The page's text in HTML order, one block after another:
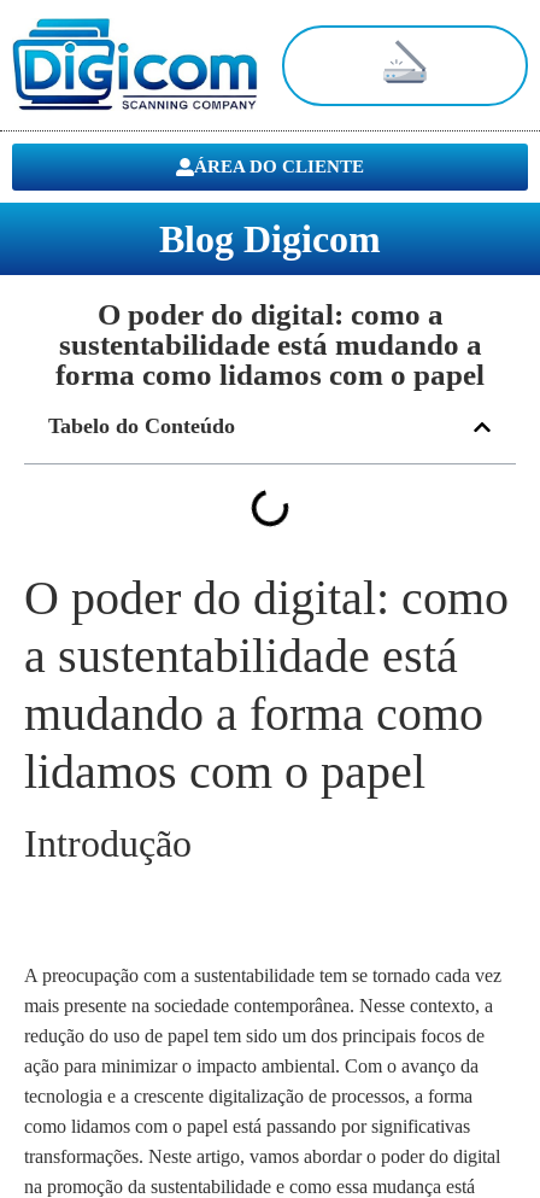
ÁREA DO CLIENTE
Blog Digicom
O poder do digital: como a
sustentabilidade está mudando a
forma como lidamos com o papel
Tabelo do Conteúdo
O poder do digital: como
a sustentabilidade está
mudando a forma como
lidamos com o papel
Introdução
A preocupação com a sustentabilidade tem se tornado cada vez
mais presente na sociedade contemporânea. Nesse contexto, a
redução do uso de papel tem sido um dos principais focos de
ação para minimizar o impacto ambiental. Com o avanço da
tecnologia e a crescente digitalização de processos, a forma
como lidamos com o papel está passando por significativas
transformações. Neste artigo, vamos abordar o poder do digital
na promoção da sustentabilidade e como essa mudança está